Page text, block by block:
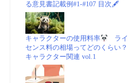
る意見書記載例#1-#107 目次🖋
キャラクターの使用料率
ライ
センス料の相場ってどのくらい？
キャラクター関連 vol.1